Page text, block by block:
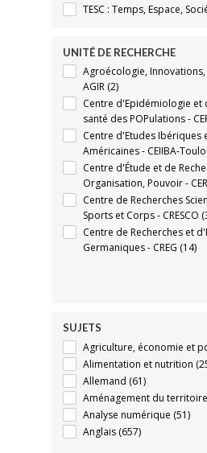
TESC : Temps, Espace,
UNITÉ DE RECHERCHE
Agroécologie,
AGIR (2)
Centre d'Epidémiologie et
santé des POPulations -
Centre d'Etudes Ibériques
Américaines - CEIIBA-
Centre d'Étude et de
Organisation, Pouvoir -
Centre de Recherches
Sports et Corps - CRESCO
Centre de Recherches et
Germaniques - CREG (14)
SUJETS
Agriculture, économie et
Alimentation et nutrition
Allemand (61)
Aménagement du territoire
Analyse numérique (51)
Anglais (657)